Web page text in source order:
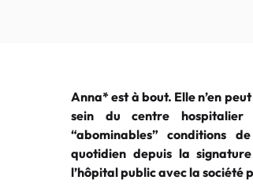
Anna* est à bout. Elle n’en
sein du centre
“abominables” conditions
quotidien depuis la
l’hôpital public avec la société